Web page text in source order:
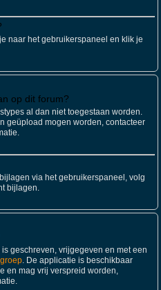
naar het gebruikerspaneel en klik je
op dit forum?
al dan niet toegestaan worden.
geüpload mogen worden, contacteer
via het gebruikerspaneel, volg
bijlagen.
geschreven, vrijgegeven en met een
. De applicatie is beschikbaar
en mag vrij verspreid worden,